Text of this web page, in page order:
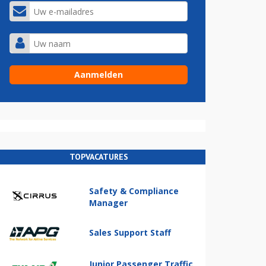
TOPVACATURES
Safety & Compliance
Manager
Sales Support Staff